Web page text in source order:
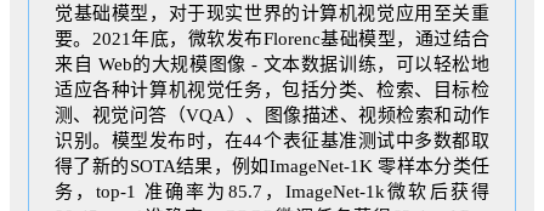
觉基础模型，对于现实世界的计算机视觉应用至关重
要。2021年底，微软发布Florenc基础模型，通过结合
来自 Web的大规模图像 - 文本数据训练，可以轻松地
适应各种计算机视觉任务，包括分类、检索、目标检
测、视觉问答（VQA）、图像描述、视频检索和动作
识别。模型发布时，在44个表征基准测试中多数都取
得了新的SOTA结果，例如ImageNet-1K 零样本分类任
务，top-1 准确率为85.7，ImageNet-1k微软后获得